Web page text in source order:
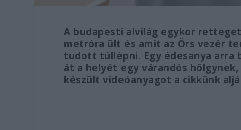
A budapesti alvilág egykor
metróra ült és amit az Örs vezér
tudott túllépni. Egy édesanya arra
át a helyét egy várandós
készült videóanyagot a cikkünk